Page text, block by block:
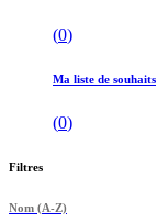
(0)
Ma liste de souhaits
(0)
Filtres
Nom (A-Z)